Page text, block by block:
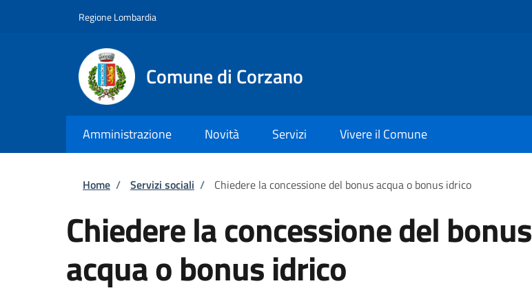
Regione Lombardia
Comune di Corzano
Amministrazione Novità Servizi Vivere il Comune
Briciole di pane
Home / Servizi sociali / Chiedere la concessione del bonus acqua o bonus idrico
Chiedere la concessione del bonus
acqua o bonus idrico